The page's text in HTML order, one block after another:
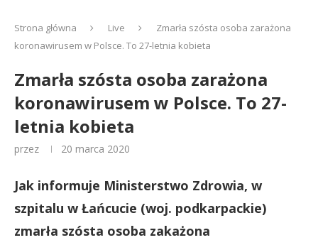
Strona główna Live
Zmarła szósta osoba zarażona
koronawirusem w Polsce. To 27-letnia kobieta
Zmarła szósta osoba zarażona
koronawirusem w Polsce. To 27-
letnia kobieta
przez 20 marca 2020
Jak informuje Ministerstwo Zdrowia, w
szpitalu w Łańcucie (woj. podkarpackie)
zmarła szósta osoba zakażona